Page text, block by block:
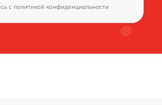
c политикой конфиденциальности